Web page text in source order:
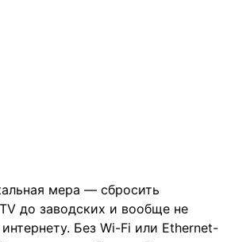
мера — сбросить
до заводских и вообще не
Без Wi-Fi или Ethernet-